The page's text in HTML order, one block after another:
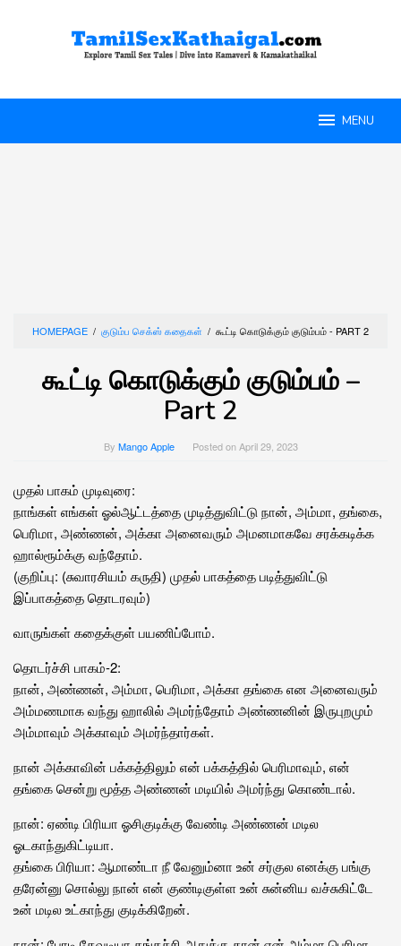
MENU
HOMEPAGE / குடும்ப செக்ஸ் கதைகள் / கூட்டி கொடுக்கும் குடும்பம் - PART 2
கூட்டி கொடுக்கும் குடும்பம் –
Part 2
By Mango Apple Posted on April 29, 2023
முதல் பாகம் முடிவுரை:
நாங்கள் எங்கள் ஓல்ஆட்டத்தை முடித்துவிட்டு நான், அம்மா, தங்கை,
பெரிமா, அண்ணன், அக்கா அனைவரும் அமனமாகவே சரக்கடிக்க
ஹால்ரூம்க்கு வந்தோம்.
(குறிப்பு: (சுவாரசியம் கருதி) முதல் பாகத்தை படித்துவிட்டு
இப்பாகத்தை தொடரவும்)
வாருங்கள் கதைக்குள் பயணிப்போம்.
தொடர்ச்சி பாகம்-2:
நான், அண்ணன், அம்மா, பெரிமா, அக்கா தங்கை என அனைவரும்
அம்மணமாக வந்து ஹாலில் அமர்ந்தோம் அண்ணனின் இருபுறமும்
அம்மாவும் அக்காவும் அமர்ந்தார்கள்.
நான் அக்காவின் பக்கத்திலும் என் பக்கத்தில் பெரிமாவும், என்
தங்கை சென்று மூத்த அண்ணன் மடியில் அமர்ந்து கொண்டால்.
நான்: ஏண்டி பிரியா ஓசிகுடிக்கு வேண்டி அண்ணன் மடில
ஓடகாந்துகிட்டியா.
தங்கை பிரியா: ஆமாண்டா நீ வேனும்னா உன் சர்குல எனக்கு பங்கு
தரேன்னு சொல்லு நான் என் குண்டிகுள்ள உன் சுன்னிய வச்சுகிட்டே
உன் மடில உட்காந்து குடிக்கிறேன்.